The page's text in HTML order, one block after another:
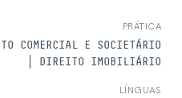
PRÁTICA
COMERCIAL E SOCIETÁRIO
DIREITO IMOBILIÁRIO
LÍNGUAS